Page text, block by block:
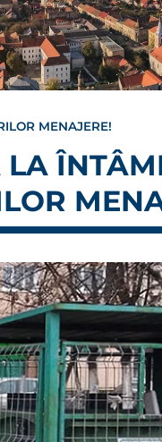
MENAJERE!
LA